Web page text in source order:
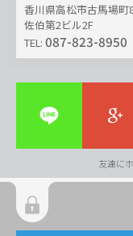
香川県高松市古馬場町
佐伯第2ビル2F
TEL: 087-823-8950
友達に